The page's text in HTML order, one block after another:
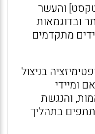
והעשר
ובדוגמאות
מתקדמים
בניצול
ומיידי
והנגשת
בתהליך